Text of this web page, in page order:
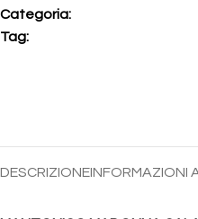
Categoria:
Tag:
DESCRIZIONEINFORMAZIONI